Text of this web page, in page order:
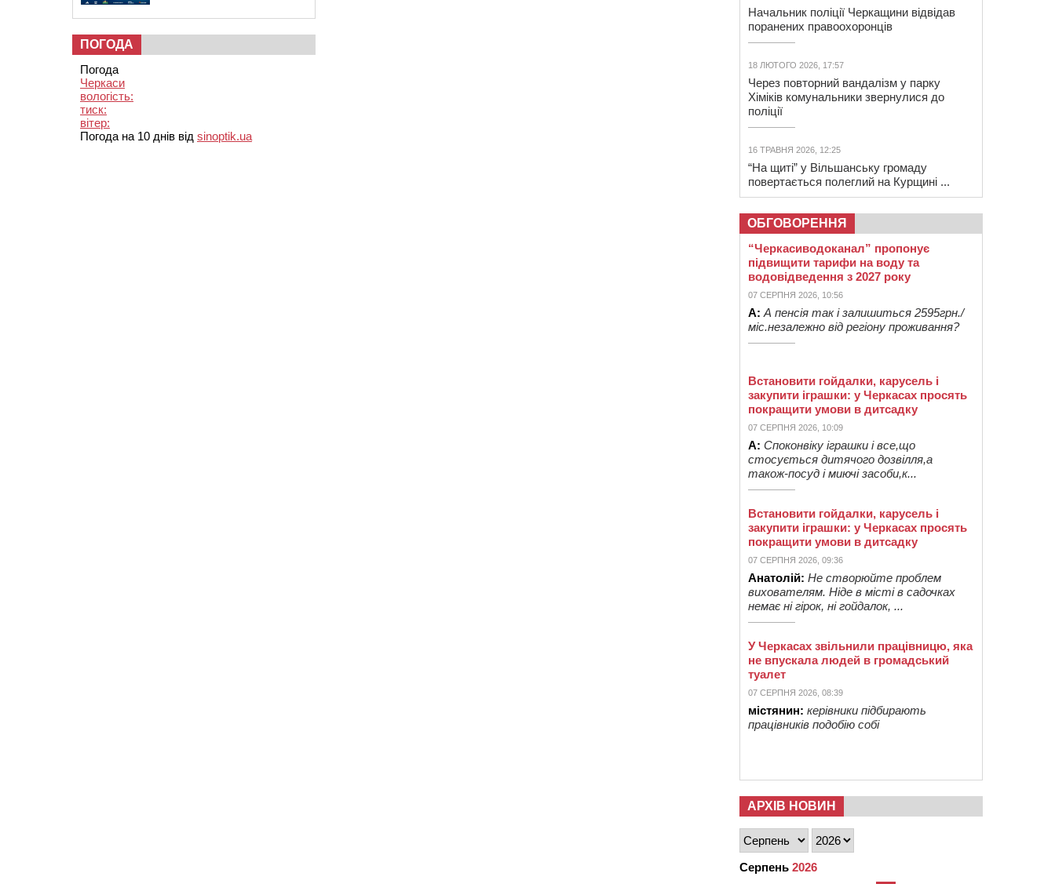
ПОГОДА
Погода
Черкаси
вологість:
тиск:
вітер:
Погода на 10 днів від sinoptik.ua
Начальник поліції Черкащини відвідав
поранених правоохоронців
18 ЛЮТОГО 2026, 17:57
Через повторний вандалізм у парку
Хіміків комунальники звернулися до
поліції
16 ТРАВНЯ 2026, 12:25
“На щиті” у Вільшанську громаду
повертається полеглий на Курщині ...
ОБГОВОРЕННЯ
“Черкасиводоканал” пропонує
підвищити тарифи на воду та
водовідведення з 2027 року
07 СЕРПНЯ 2026, 10:56
А: А пенсія так і залишиться 2595грн./
міс.незалежно від регіону проживання?
Встановити гойдалки, карусель і
закупити іграшки: у Черкасах просять
покращити умови в дитсадку
07 СЕРПНЯ 2026, 10:09
А: Споконвіку іграшки і все,що
стосується дитячого дозвілля,а
також-посуд і миючі засоби,к...
Встановити гойдалки, карусель і
закупити іграшки: у Черкасах просять
покращити умови в дитсадку
07 СЕРПНЯ 2026, 09:36
Анатолій: Не створюйте проблем
вихователям. Ніде в місті в садочках
немає ні гірок, ні гойдалок, ...
У Черкасах звільнили працівницю, яка
не впускала людей в громадський
туалет
07 СЕРПНЯ 2026, 08:39
містянин: керівники підбирають
працівників подобію собі
АРХІВ НОВИН
Серпень 2026